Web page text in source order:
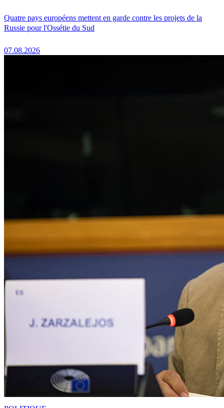
Quatre pays européens mettent en garde contre les projets de la
Russie pour l'Ossétie du Sud
07.08.2026